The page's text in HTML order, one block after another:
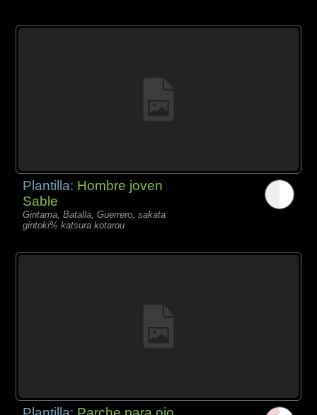
Plantilla: Hombre joven
Sable
Gintama, Batalla, Guerrero, sakata
gintoki% katsura kotarou